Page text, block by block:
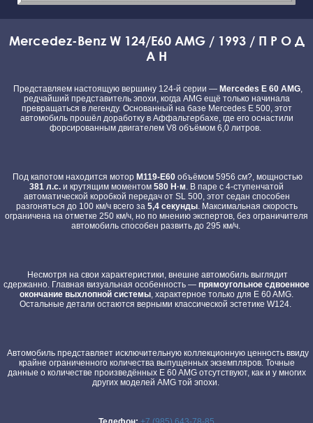
Mercedez-Benz W 124/E60 AMG / 1993 / П Р О Д
А Н
Представляем настоящую вершину 124-й серии — Mercedes E 60 AMG,
редчайший представитель эпохи, когда AMG ещё только начинала
превращаться в легенду. Основанный на базе Mercedes E 500, этот
автомобиль прошёл доработку в Аффальтербахе, где его оснастили
форсированным двигателем V8 объёмом 6,0 литров.
Под капотом находится мотор M119-E60 объёмом 5956 см?, мощностью
381 л.с. и крутящим моментом 580 Н·м. В паре с 4-ступенчатой
автоматической коробкой передач от SL 500, этот седан способен
разгоняться до 100 км/ч всего за 5,4 секунды. Максимальная скорость
ограничена на отметке 250 км/ч, но по мнению экспертов, без ограничителя
автомобиль способен развить до 295 км/ч.
Несмотря на свои характеристики, внешне автомобиль выглядит
сдержанно. Главная визуальная особенность — прямоугольное сдвоенное
окончание выхлопной системы, характерное только для E 60 AMG.
Остальные детали остаются верными классической эстетике W124.
Автомобиль представляет исключительную коллекционную ценность ввиду
крайне ограниченного количества выпущенных экземпляров. Точные
данные о количестве произведённых E 60 AMG отсутствуют, как и у многих
других моделей AMG той эпохи.